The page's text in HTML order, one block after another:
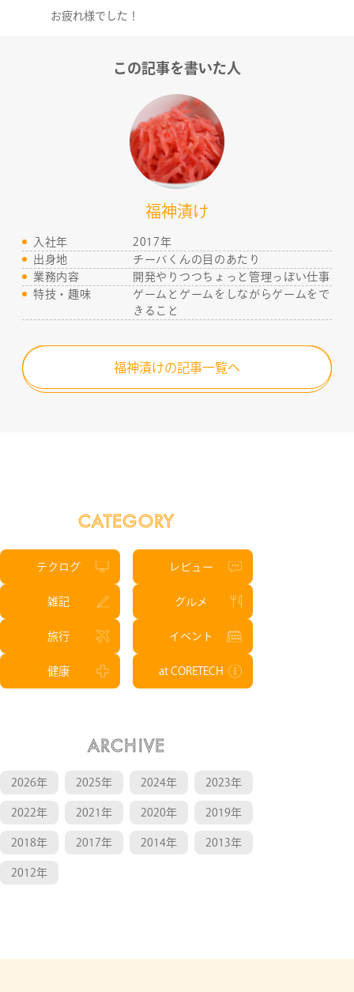
CONTACT
RECRUIT
お疲れ様でした！
CATEGORY
テクログ レビュー
雑記 グルメ
旅行 イベント
健康 at CORETECH
ARCHIVE
2026年 2025年 2024年 2023年
2022年 2021年 2020年 2019年
2018年 2017年 2014年 2013年
2012年
この記事を書いた人
福神漬け
入社年
2017年
出身地
チーバくんの目のあたり
業務内容
開発やりつつちょっと管理っぽい仕事
特技・趣味
ゲームとゲームをしながらゲームをで
きること
福神漬けの記事一覧へ